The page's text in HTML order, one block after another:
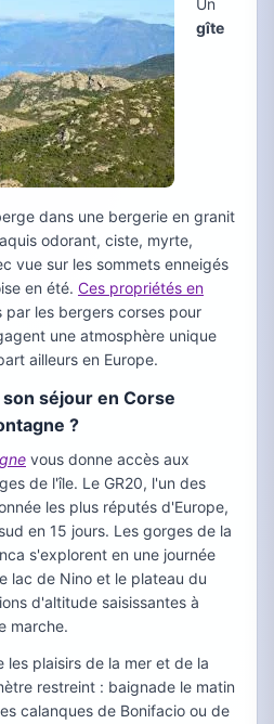
Un
gîte
dans une bergerie en granit
odorant, ciste, myrte,
vue sur les sommets enneigés
en été. Ces propriétés en
par les bergers corses pour
une atmosphère unique
ailleurs en Europe.
séjour en Corse
?
vous donne accès aux
de l'île. Le GR20, l'un des
les plus réputés d'Europe,
en 15 jours. Les gorges de la
s'explorent en une journée
lac de Nino et le plateau du
d'altitude saisissantes à
marche.
les plaisirs de la mer et de la
restreint : baignade le matin
calanques de Bonifacio ou de